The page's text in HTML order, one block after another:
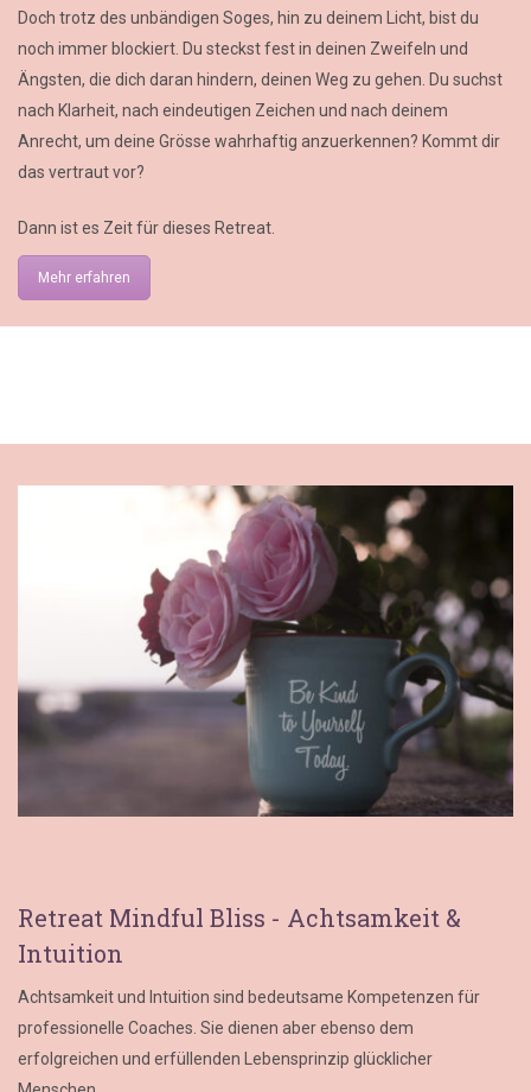
Doch trotz des unbändigen Soges, hin zu deinem Licht, bist du
noch immer blockiert. Du steckst fest in deinen Zweifeln und
Ängsten, die dich daran hindern, deinen Weg zu gehen. Du suchst
nach Klarheit, nach eindeutigen Zeichen und nach deinem
Anrecht, um deine Grösse wahrhaftig anzuerkennen? Kommt dir
das vertraut vor?
Dann ist es Zeit für dieses Retreat.
Mehr erfahren
Retreat Mindful Bliss - Achtsamkeit &
Intuition
Achtsamkeit und Intuition sind bedeutsame Kompetenzen für
professionelle Coaches. Sie dienen aber ebenso dem
erfolgreichen und erfüllenden Lebensprinzip glücklicher